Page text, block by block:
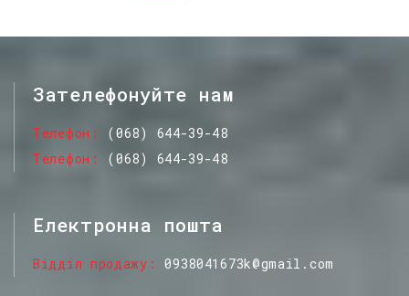
Зателефонуйте нам
Телефон
(068) 644-39-48
Телефон
(068) 644-39-48
Електронна пошта
Відділ продажу 0938041673k@gmail.com